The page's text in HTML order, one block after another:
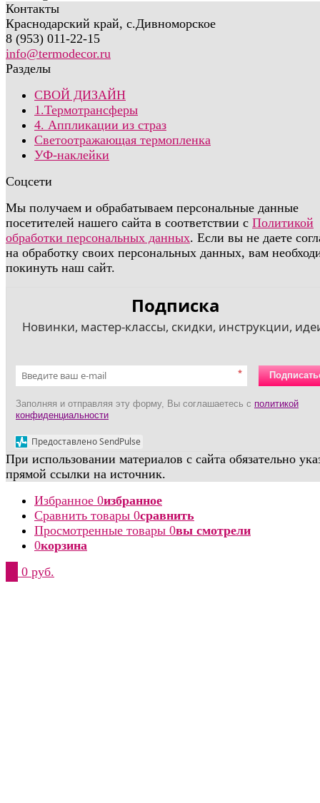
Контакты
Краснодарский край, с.Дивноморское
8 (953) 011-22-15
info@termodecor.ru
Разделы
СВОЙ ДИЗАЙН
1.Термотрансферы
4. Аппликации из страз
Светоотражающая термопленка
УФ-наклейки
Соцсети
Мы получаем и обрабатываем персональные данные
посетителей нашего сайта в соответствии с Политикой
обработки персональных данных. Если вы не даете
на обработку своих персональных данных, вам
покинуть наш сайт.
Подписка
Новинки, мастер-классы, скидки, инструкции,
*
Заполняя и отправляя эту форму, Вы соглашаетесь с политикой
конфиденциальности
Предоставлено SendPulse
При использовании материалов с сайта обязательно
прямой ссылки на источник.
Избранное 0избранное
Сравнить товары 0сравнить
Просмотренные товары 0вы смотрели
0корзина
0 руб.